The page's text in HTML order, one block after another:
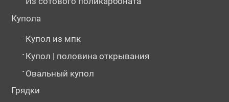
№184225 №194503
Купола
- Купол из мпк
- Купол | половина открывания
- Овальный купол
Грядки